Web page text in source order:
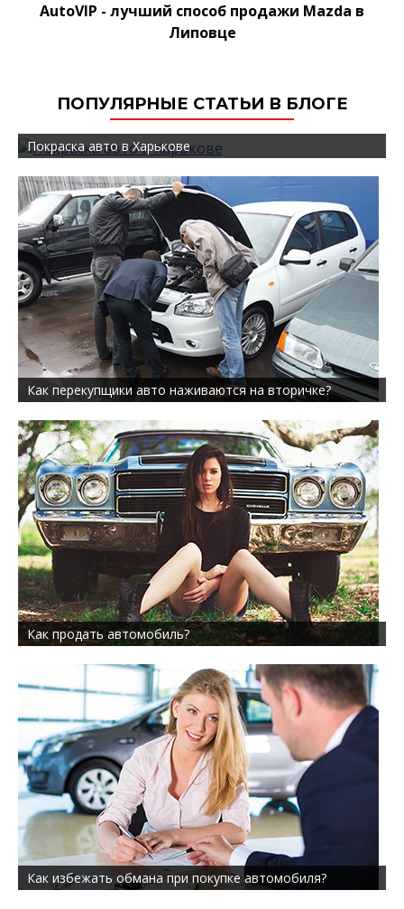
AutoVIP - лучший способ продажи Mazda в
Липовце
ПОПУЛЯРНЫЕ СТАТЬИ В БЛОГЕ
Покраска авто в Харькове
Как перекупщики авто наживаются на вторичке?
Как продать автомобиль?
Как избежать обмана при покупке автомобиля?